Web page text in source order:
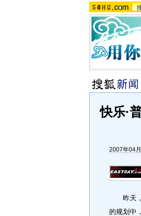
快乐·
2007年04
昨天，
的规划中